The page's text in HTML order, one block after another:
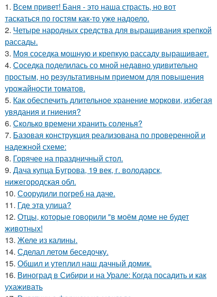
1. Всем привет! Баня - это наша страсть, но вот
таскаться по гостям как-то уже надоело.
2. Четыре народных средства для выращивания крепкой
рассады.
3. Моя соседка мощную и крепкую рассаду выращивает.
4. Соседка поделилась со мной недавно удивительно
простым, но результативным приемом для повышения
урожайности томатов.
5. Как обеспечить длительное хранение моркови, избегая
увядания и гниения?
6. Сколько времени хранить соленья?
7. Базовая конструкция реализована по проверенной и
надежной схеме:
8. Горячее на праздничный стол.
9. Дача купца Бугрова, 19 век, г. володарск,
нижегородская обл.
10. Соорудили погреб на даче.
11. Где этa улица?
12. Отцы, которые говорили "в моём доме не будет
животных!
13. Желе из калины.
14. Сделал летом беседочку.
15. Обшил и утеплил наш дачный домик.
16. Виноград в Сибири и на Урале: Когда посадить и как
ухаживать